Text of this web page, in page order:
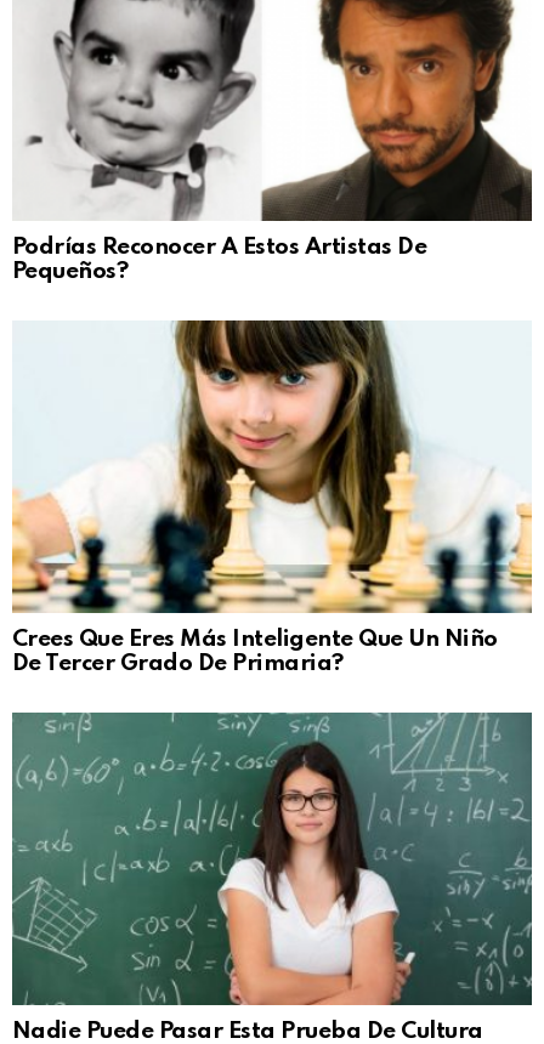
Podrías Reconocer A Estos Artistas De
Pequeños?
Crees Que Eres Más Inteligente Que Un Niño
De Tercer Grado De Primaria?
Nadie Puede Pasar Esta Prueba De Cultura